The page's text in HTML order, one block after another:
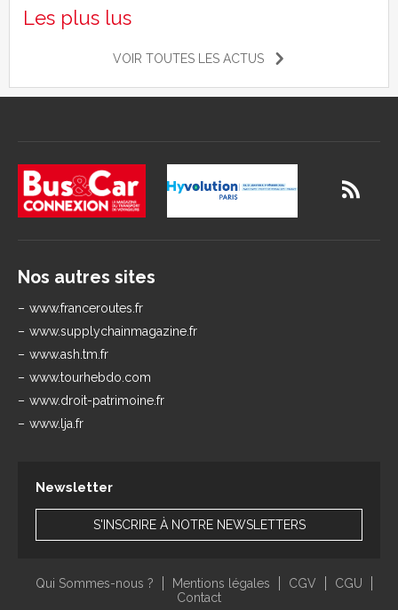
Les plus lus
VOIR TOUTES LES ACTUS
Nos autres sites
www.franceroutes.fr
www.supplychainmagazine.fr
www.ash.tm.fr
www.tourhebdo.com
www.droit-patrimoine.fr
www.lja.fr
Newsletter
S'INSCRIRE À NOTRE NEWSLETTERS
Qui Sommes-nous ? Mentions légales CGV
CGU
Contact